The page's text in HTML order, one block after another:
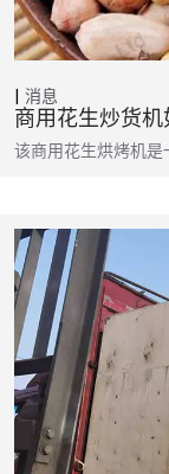
消息
商用花生炒货机
该商用花生烘烤机